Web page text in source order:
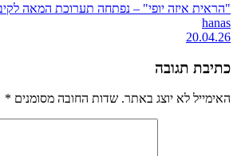
"הראית איזה יופי" – נפתחה תערוכת המאה
hanas
20.04.26
כתיבת תגובה
האימייל לא יוצג באתר. שדות החובה מסומנים *